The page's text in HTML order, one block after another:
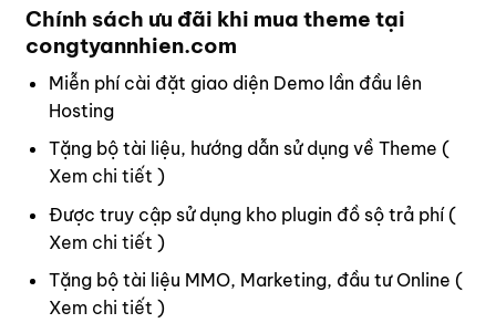
Chính sách ưu đãi khi mua theme tại
congtyannhien.com
Miễn phí cài đặt giao diện Demo lần đầu lên
Hosting
Tặng bộ tài liệu, hướng dẫn sử dụng về Theme (
Xem chi tiết )
Được truy cập sử dụng kho plugin đồ sộ trả phí (
Xem chi tiết )
Tặng bộ tài liệu MMO, Marketing, đầu tư Online (
Xem chi tiết )